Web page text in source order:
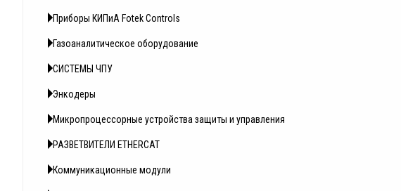
Приборы КИПиА Fotek Controls
Газоаналитическое оборудование
СИСТЕМЫ ЧПУ
Энкодеры
Микропроцессорные устройства защиты и управления
РАЗВЕТВИТЕЛИ ETHERCAT
Коммуникационные модули